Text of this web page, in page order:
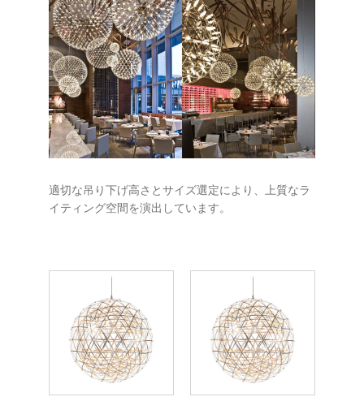
適切な吊り下げ高さとサイズ選定により、上質なラ
イティング空間を演出しています。